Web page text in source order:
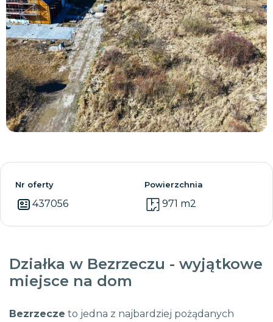
Zobacz wszystkie
Nr oferty
437056
Powierzchnia
971 m2
Działka w Bezrzeczu - wyjątkowe
miejsce na dom
Bezrzecze to jedna z najbardziej pożądanych